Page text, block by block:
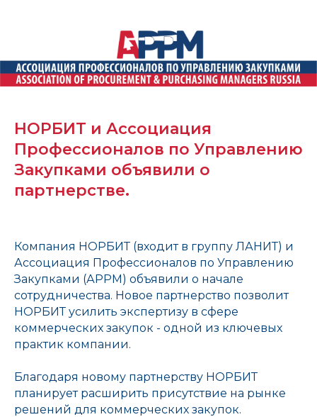
НОРБИТ и Ассоциация
Профессионалов по Управлению
Закупками объявили о
партнерстве.
Компания НОРБИТ (входит в группу ЛАНИТ) и
Ассоциация Профессионалов по Управлению
Закупками (АРРМ) объявили о начале
сотрудничества. Новое партнерство позволит
НОРБИТ усилить экспертизу в сфере
коммерческих закупок - одной из ключевых
практик компании.
Благодаря новому партнерству НОРБИТ
планирует расширить присутствие на рынке
решений для коммерческих закупок.